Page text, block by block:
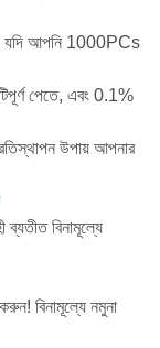
যদি আপনি 1000PCs
পেতে, এবং 0.1%
উপায় আপনার
ব্যতীত বিনামূল্যে
বিনামূল্যে নমুনা